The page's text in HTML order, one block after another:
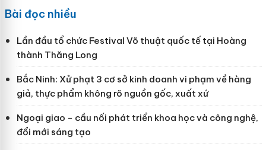
Bài đọc nhiều
Lần đầu tổ chức Festival Võ thuật quốc tế tại Hoàng
thành Thăng Long
Bắc Ninh: Xử phạt 3 cơ sở kinh doanh vi phạm về hàng
giả, thực phẩm không rõ nguồn gốc, xuất xứ
Ngoại giao - cầu nối phát triển khoa học và công nghệ,
đổi mới sáng tạo